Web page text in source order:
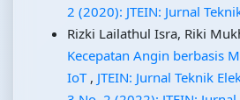
2 (2020): JTEIN: Jurnal
Rizki Lailathul Isra, Riki
Kecepatan Angin berbasis
IoT , JTEIN: Jurnal Teknik